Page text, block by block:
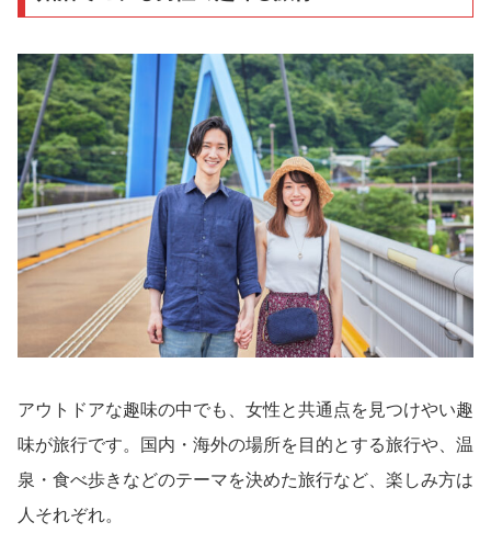
アウトドアな趣味の中でも、女性と共通点を見つけやい趣
味が旅行です。国内・海外の場所を目的とする旅行や、温
泉・食べ歩きなどのテーマを決めた旅行など、楽しみ方は
人それぞれ。